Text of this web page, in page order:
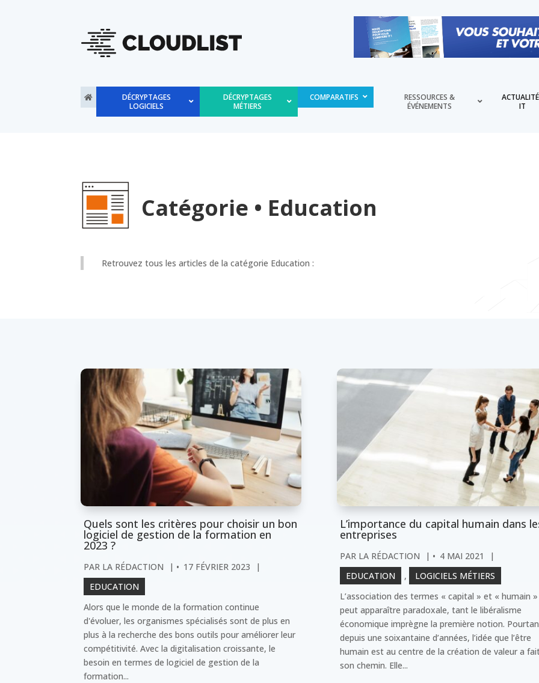
DÉCRYPTAGES
LOGICIELS
DÉCRYPTAGES
MÉTIERS
COMPARATIFS
RESSOURCES &
ÉVÉNEMENTS
IT
Catégorie • Education
Retrouvez tous les articles de la catégorie Education :
Quels sont les critères pour choisir un bon
logiciel de gestion de la formation en
2023 ?
PAR LA RÉDACTION | 17 FÉVRIER 2023
|
EDUCATION
Alors que le monde de la formation continue
d'évoluer, les organismes spécialisés sont de plus en
plus à la recherche des bons outils pour améliorer leur
compétitivité. Avec la digitalisation croissante, le
besoin en termes de logiciel de gestion de la
formation...
L’importance du capital humain dans
entreprises
PAR LA RÉDACTION | 4 MAI 2021
|
EDUCATION
,
LOGICIELS MÉTIERS
L’association des termes « capital » et « humain »
peut apparaître paradoxale, tant le libéralisme
économique imprègne la première notion.
depuis une soixantaine d’années, l’idée que l’être
humain est au centre de la création de valeur a
son chemin. Elle...